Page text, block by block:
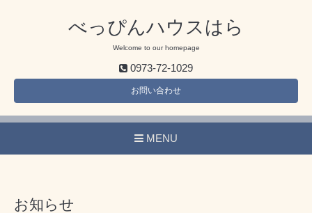
べっぴんハウスはら
Welcome to our homepage
0973-72-1029
お問い合わせ
MENU
お知らせ